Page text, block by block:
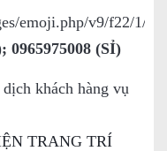
0965975008 (SỈ)
khách hàng vụ
TRANG TRÍ